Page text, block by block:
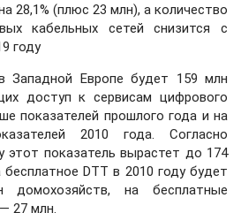
28,1% (плюс 23 млн), а количество
кабельных сетей снизится с
году
Западной Европе будет 159 млн
доступ к сервисам цифрового
показателей прошлого года и на
2010 года. Согласно
этот показатель вырастет до 174
DTT в 2010 году будет
домохозяйств, на бесплатные
27 млн.